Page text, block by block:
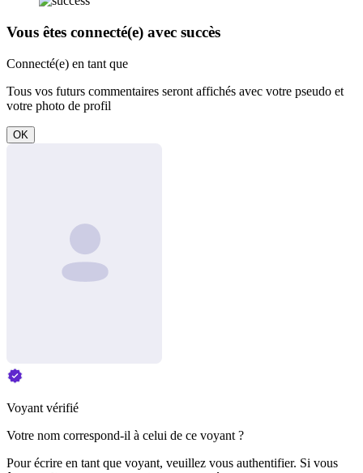
Vous êtes connecté(e) avec succès
Connecté(e) en tant que
Tous vos futurs commentaires seront affichés avec votre pseudo et
votre photo de profil
OK
Voyant vérifié
Votre nom correspond-il à celui de ce voyant ?
Pour écrire en tant que voyant, veuillez vous authentifier. Si vous